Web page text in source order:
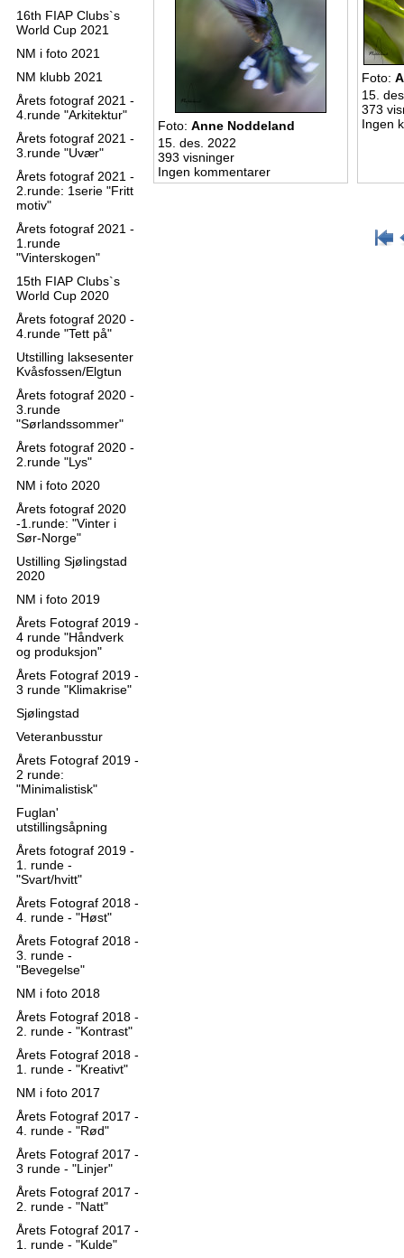
16th FIAP Clubs`s
World Cup 2021
NM i foto 2021
NM klubb 2021
Årets fotograf 2021 -
4.runde "Arkitektur"
Årets fotograf 2021 -
3.runde "Uvær"
Årets fotograf 2021 -
2.runde: 1serie "Fritt
motiv"
Årets fotograf 2021 -
1.runde
"Vinterskogen"
15th FIAP Clubs`s
World Cup 2020
Årets fotograf 2020 -
4.runde "Tett på"
Utstilling laksesenter
Kvåsfossen/Elgtun
Årets fotograf 2020 -
3.runde
"Sørlandssommer"
Årets fotograf 2020 -
2.runde "Lys"
NM i foto 2020
Årets fotograf 2020
-1.runde: "Vinter i
Sør-Norge"
Ustilling Sjølingstad
2020
NM i foto 2019
Årets Fotograf 2019 -
4 runde "Håndverk
og produksjon"
Årets Fotograf 2019 -
3 runde "Klimakrise"
Sjølingstad
Veteranbusstur
Årets Fotograf 2019 -
2 runde:
"Minimalistisk"
Fuglan'
utstillingsåpning
Årets fotograf 2019 -
1. runde -
"Svart/hvitt"
Årets Fotograf 2018 -
4. runde - "Høst"
Årets Fotograf 2018 -
3. runde -
"Bevegelse"
NM i foto 2018
Årets Fotograf 2018 -
2. runde - "Kontrast"
Årets Fotograf 2018 -
1. runde - "Kreativt"
NM i foto 2017
Årets Fotograf 2017 -
4. runde - "Rød"
Årets Fotograf 2017 -
3 runde - "Linjer"
Årets Fotograf 2017 -
2. runde - "Natt"
Årets Fotograf 2017 -
1. runde - "Kulde"
Foto: Anne Noddeland
15. des. 2022
393 visninger
Ingen kommentarer
Foto:
15.
373
Ingen